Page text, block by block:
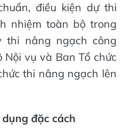
điều kiện dự thi
nhiệm toàn bộ trong
thi nâng ngạch công
vụ và Ban Tổ chức
thi nâng ngạch lên
đặc cách